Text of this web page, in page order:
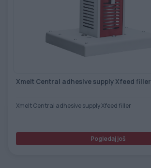
Xmelt Central adhesive supply Xfeed filler
Xmelt Central adhesive supply Xfeed filler
Pogledaj još